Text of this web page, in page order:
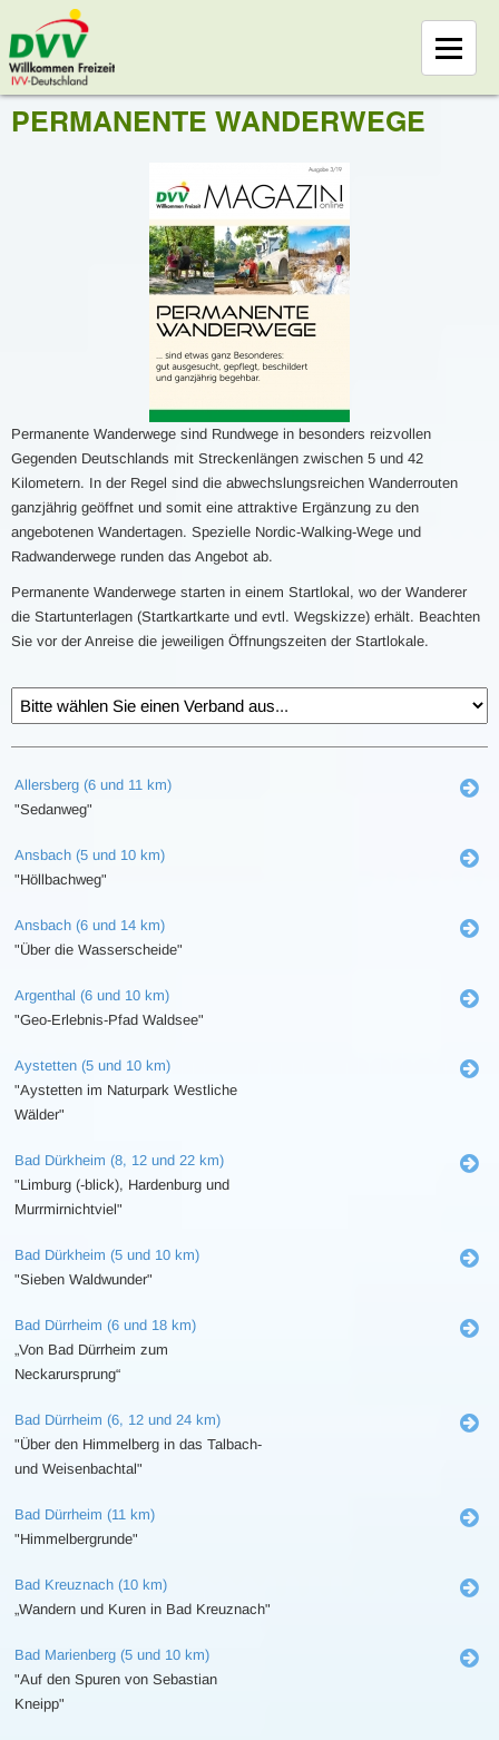
PERMANENTE WANDERWEGE
Permanente Wanderwege sind Rundwege in besonders reizvollen
Gegenden Deutschlands mit Streckenlängen zwischen 5 und 42
Kilometern. In der Regel sind die abwechslungsreichen Wanderrouten
ganzjährig geöffnet und somit eine attraktive Ergänzung zu den
angebotenen Wandertagen. Spezielle Nordic-Walking-Wege und
Radwanderwege runden das Angebot ab.
Permanente Wanderwege starten in einem Startlokal, wo der Wanderer
die Startunterlagen (Startkartkarte und evtl. Wegskizze) erhält. Beachten
Sie vor der Anreise die jeweiligen Öffnungszeiten der Startlokale.
Allersberg (6 und 11 km)
"Sedanweg"
Ansbach (5 und 10 km)
"Höllbachweg"
Ansbach (6 und 14 km)
"Über die Wasserscheide"
Argenthal (6 und 10 km)
"Geo-Erlebnis-Pfad Waldsee"
Aystetten (5 und 10 km)
"Aystetten im Naturpark Westliche
Wälder"
Bad Dürkheim (8, 12 und 22 km)
"Limburg (-blick), Hardenburg und
Murrmirnichtviel"
Bad Dürkheim (5 und 10 km)
"Sieben Waldwunder"
Bad Dürrheim (6 und 18 km)
„Von Bad Dürrheim zum
Neckarursprung“
Bad Dürrheim (6, 12 und 24 km)
"Über den Himmelberg in das Talbach-
und Weisenbachtal"
Bad Dürrheim (11 km)
"Himmelbergrunde"
Bad Kreuznach (10 km)
„Wandern und Kuren in Bad Kreuznach"
Bad Marienberg (5 und 10 km)
"Auf den Spuren von Sebastian
Kneipp"